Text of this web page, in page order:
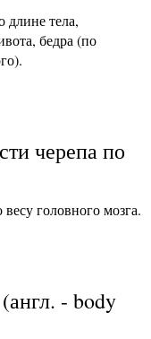
длине тела,
бедра (по
черепа по
головного мозга.
- body